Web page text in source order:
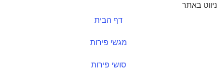
ניווט באתר
דף הבית
מגשי פירות
סושי פירות